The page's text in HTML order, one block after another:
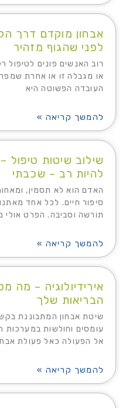
אבחון מוקדם דרך
לפני שהגוף מזהיר
רוב האנשים פונים לטיפול
או מגבלה זו או אחרת
העובדה הפשוטה היא
להמשך קריאה »
שילוב שיטות טיפול
להיות רב – שכבתי
האדם הוא לא תסמין,
סיפור חיים. לכל אחד
תורשה וסביבה. הפרט אולי
להמשך קריאה »
אירידיולוגיה – מה
הבריאות שלך
שיטת אבחון המתבוננת
עומסים וחולשות במערכות
אל הפעולה כאל פעולת
להמשך קריאה »